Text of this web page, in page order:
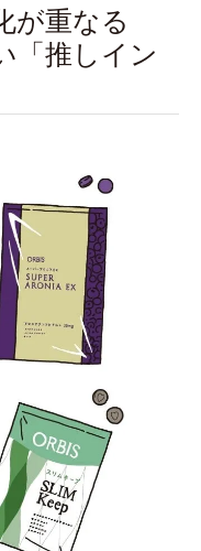
が重なる
「推しイン